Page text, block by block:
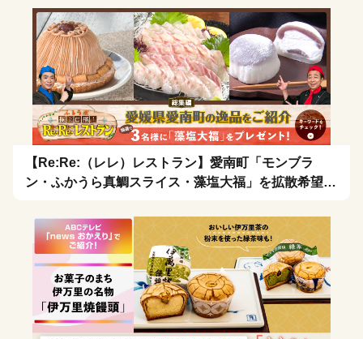
【Re:Re:（レレ）レストラン】愛南町「モンブラ
ン・ふかうら真鯛スライス・藻塩大福」を拡散希望！